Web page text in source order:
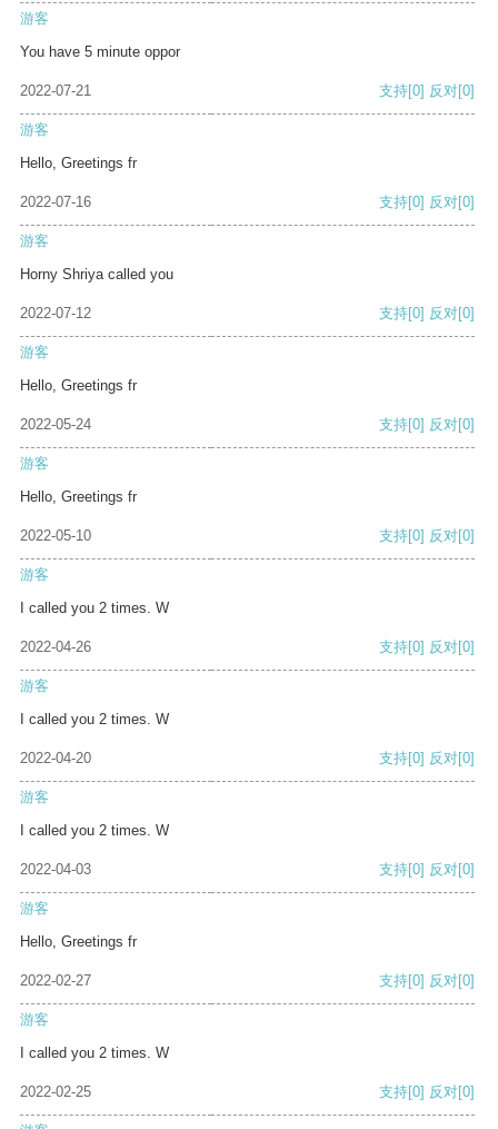
游客
You have 5 minute oppor
2022-07-21 支持[0] 反对[0]
游客
Hello, Greetings fr
2022-07-16 支持[0] 反对[0]
游客
Horny Shriya called you
2022-07-12 支持[0] 反对[0]
游客
Hello, Greetings fr
2022-05-24 支持[0] 反对[0]
游客
Hello, Greetings fr
2022-05-10 支持[0] 反对[0]
游客
I called you 2 times. W
2022-04-26 支持[0] 反对[0]
游客
I called you 2 times. W
2022-04-20 支持[0] 反对[0]
游客
I called you 2 times. W
2022-04-03 支持[0] 反对[0]
游客
Hello, Greetings fr
2022-02-27 支持[0] 反对[0]
游客
I called you 2 times. W
2022-02-25 支持[0] 反对[0]